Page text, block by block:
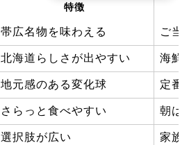
特徴
帯広名物を味わえる ご当
北海道らしさが出やすい 海鮮
地元感のある変化球 定番
さらっと食べやすい 朝は
選択肢が広い 家族